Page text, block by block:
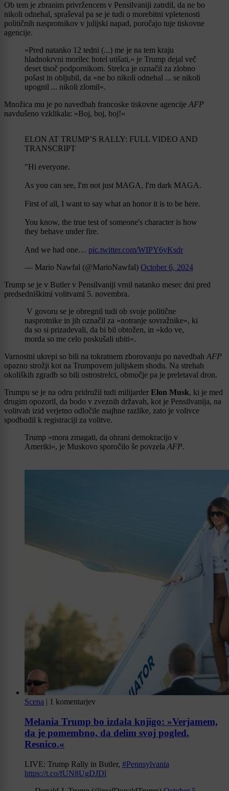
Ob tem je zbranim privržencem v Pensilvaniji zatrdil, da ne bo
nikoli odnehal, spraševal pa se je tudi o morebitni vpletenosti
političnih nasprotnikov v julijski napad, poročajo tuje tiskovne
agencije.
»Pred natanko 12 tedni (...) me je na tem kraju
hladnokrvni morilec hotel utišati,« je Trump dejal več
deset tisoč podpornikom. Strelca je označil za zlobno
pošast in obljubil, da »ne bo nikoli odnehal ... se nikoli
upognil ... nikoli zlomil«.
Množica mu je po navedbah francoske tiskovne agencije AFP
navdušeno vzklikala: »Boj, boj, boj!«
ELON AT TRUMP’S RALLY: FULL VIDEO AND
TRANSCRIPT
"Hi everyone.
As you can see, I'm not just MAGA, I'm dark MAGA.
First of all, I want to say what an honor it is to be here.
You know, the true test of someone's character is how
they behave under fire.
And we had one… pic.twitter.com/WIPY6yKsdr
— Mario Nawfal (@MarioNawfal) October 6, 2024
Trump se je v Butler v Pensilvaniji vrnil natanko mesec dni pred
predsedniškimi volitvami 5. novembra.
V govoru se je obregnil tudi ob svoje politične
nasprotnike in jih označil za »notranje sovražnike«, ki
da so si prizadevali, da bi bil obtožen, in »kdo ve,
morda so me celo poskušali ubiti«.
Varnostni ukrepi so bili na tokratnem zborovanju po navedbah AFP
opazno strožji kot na Trumpovem julijskem shodu. Na strehah
okoliških zgradb so bili ostrostrelci, območje pa je preletaval dron.
Trumpu se je na odru pridružil tudi milijarder Elon Musk, ki je med
drugim opozoril, da bodo v zveznih državah, kot je Pensilvanija, na
volitvah izid verjetno odločile majhne razlike, zato je volivce
spodbudil k registraciji za volitve.
Trump »mora zmagati, da ohrani demokracijo v
Ameriki«, je Muskovo sporočilo še povzela AFP.
Scena | 1 komentarjev
Melania Trump bo izdala knjigo: »Verjamem,
da je pomembno, da delim svoj pogled.
Resnico.«
LIVE: Trump Rally in Butler, #Pennsylvania
https://t.co/fUN8UgDJDl